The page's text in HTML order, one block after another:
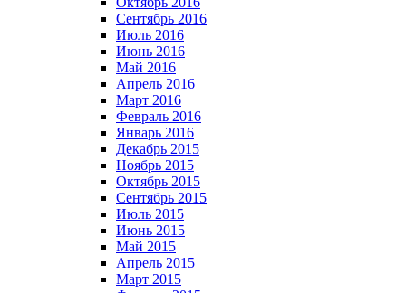
Сентябрь 2016
Июль 2016
Июнь 2016
Май 2016
Апрель 2016
Март 2016
Февраль 2016
Январь 2016
Декабрь 2015
Ноябрь 2015
Октябрь 2015
Сентябрь 2015
Июль 2015
Июнь 2015
Май 2015
Апрель 2015
Март 2015